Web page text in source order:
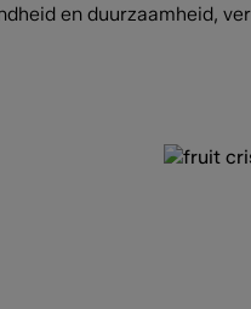
en duurzaamheid,